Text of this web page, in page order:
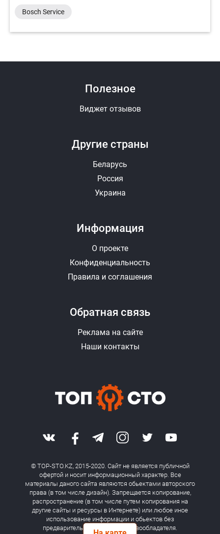
Bosch Service
Другие страны
Беларусь
Россия
Украина
Полезное
Виджет отзывов
Информация
О проекте
Конфиденциальность
Правила и соглашения
Обратная связь
Реклама на сайте
Наши контакты
© TOP-STO.KZ, 2015-2020. Сайт не является публичной
офертой и носит информационный характер. Все
материалы даного сайта являются обьектами авторского
права (в том числе дизайн). Запрещается копирование,
распространение (в том числе путем копирования на
другие сайты и ресурсы в Интернете) или любое иное
использование информации и обьектов без
предварительного согласия правообладателя.